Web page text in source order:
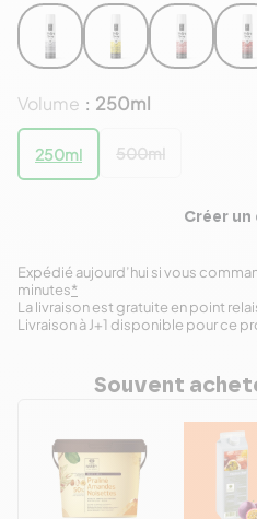
Volume : 250ml
250ml 500ml
Créer un
Expédié aujourd’hui si vous
minutes*
Livraison à J+1 disponible pour ce
La livraison est gratuite en point
Souvent